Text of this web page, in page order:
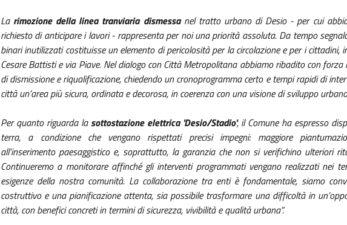
La rimozione della linea tranviaria dismessa nel tratto urbano di Desio - per cui
richiesto di anticipare i lavori - rappresenta per noi una priorità assoluta. Da tempo
binari inutilizzati costituisse un elemento di pericolosità per la circolazione e per i cittadini,
Cesare Battisti e via Piave. Nel dialogo con Città Metropolitana abbiamo ribadito con
di dismissione e riqualificazione, chiedendo un cronoprogramma certo e tempi rapidi di
città un’area più sicura, ordinata e decorosa, in coerenza con una visione di sviluppo
Per quanto riguarda lasottostazione elettrica 'Desio/Stadio', il Comune ha espresso
terra, a condizione che vengano rispettati precisi impegni: maggiore
all’inserimento paesaggistico e, soprattutto, la garanzia che non si verifichino ulteriori
Continueremo a monitorare affinché gli interventi programmati vengano realizzati nei
esigenze della nostra comunità. La collaborazione tra enti è fondamentale, siamo
costruttivo e una pianificazione attenta, sia possibile trasformare una difficoltà in
città, con benefici concreti in termini di sicurezza, vivibilità e qualità urbana”.